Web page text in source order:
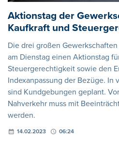
Aktionstag der
Kaufkraft und
Die drei großen
am Dienstag einen Aktionstag
Steuergerechtigkeit sowie den
Indexanpassung der Bezüge. In
sind Kundgebungen geplant.
Nahverkehr muss mit
werden.
14.02.2023 06:24